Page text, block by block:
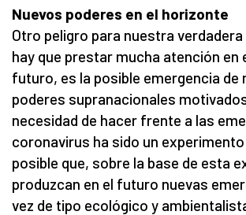
Nuevos poderes en el horizonte
Otro peligro para nuestra
hay que prestar mucha atención en
futuro, es la posible emergencia de
poderes supranacionales
necesidad de hacer frente a las
coronavirus ha sido un
posible que, sobre la base de esta
produzcan en el futuro nuevas
vez de tipo ecológico y